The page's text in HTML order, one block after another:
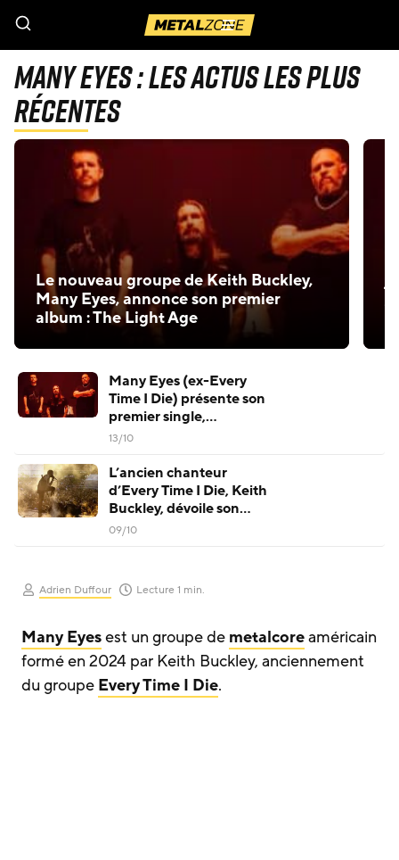
Menu
Adrien Duffour Lecture 1 min.
Many Eyesest un groupe de metalcoreaméricain
formé en 2024 par Keith Buckley, anciennement
du groupe Every Time I Die.
Many Eyes : Les actus les plus
récentes
Le nouveau groupe de Keith Buckley,
Many Eyes, annonce son premier
album : The Light Age
Many Eyes (ex-Every
Time I Die) présente son
premier single,
Revelation
13/10
L’ancien chanteur
d’Every Time I Die, Keith
Buckley, dévoile son
nouveau groupe, Many
09/10